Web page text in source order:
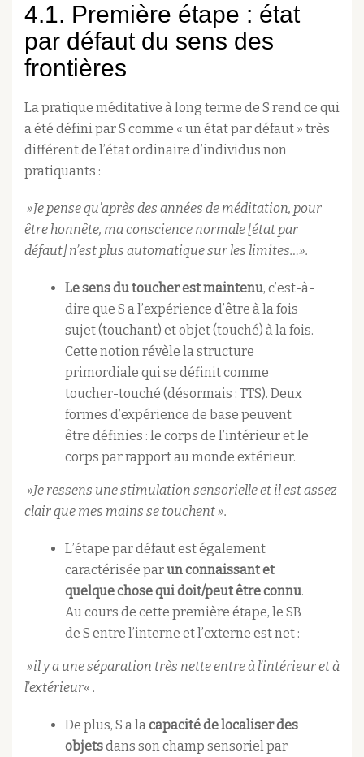
4.1. Première étape : état
par défaut du sens des
frontières
La pratique méditative à long terme de S rend ce qui
a été défini par S comme « un état par défaut » très
différent de l’état ordinaire d’individus non
pratiquants :
»Je pense qu’après des années de méditation, pour
être honnête, ma conscience normale [état par
défaut] n’est plus automatique sur les limites…».
Le sens du toucher est maintenu, c’est-à-
dire que S a l’expérience d’être à la fois
sujet (touchant) et objet (touché) à la fois.
Cette notion révèle la structure
primordiale qui se définit comme
toucher-touché (désormais : TTS). Deux
formes d’expérience de base peuvent
être définies : le corps de l’intérieur et le
corps par rapport au monde extérieur.
»Je ressens une stimulation sensorielle et il est assez
clair que mes mains se touchent ».
L’étape par défaut est également
caractérisée parun connaissant et
quelque chose qui doit/peut être connu.
Au cours de cette première étape, le SB
de S entre l’interne et l’externe est net :
»il y a une séparation très nette entre à l’intérieur et à
l’extérieur« .
De plus, S a lacapacité de localiser des
objetsdans son champ sensoriel par